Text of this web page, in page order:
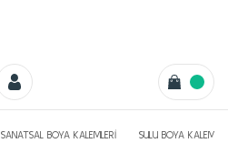
SANATSAL BOYA KALEMLERİ SULU BOYA